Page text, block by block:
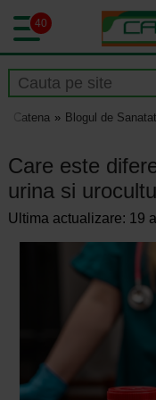
40
Catena Blogul de
Care este
urina si
Ultima actualizare: 19